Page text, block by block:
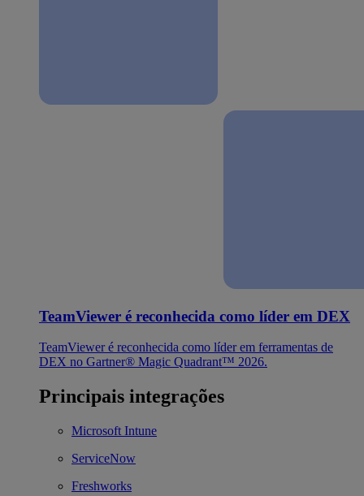
TeamViewer é reconhecida como líder em DEX
TeamViewer é reconhecida como líder em ferramentas de
DEX no Gartner® Magic Quadrant™ 2026.
Principais integrações
Microsoft Intune
ServiceNow
Freshworks